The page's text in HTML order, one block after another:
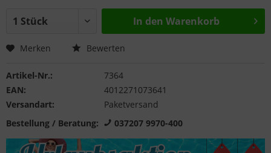
In den Warenkorb
Merken Bewerten
Artikel-Nr.:
7364
EAN:
4012271073641
Versandart:
Paketversand
Bestellung / Beratung:
037207 9970-400